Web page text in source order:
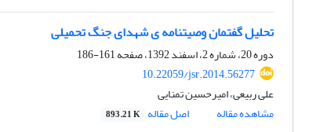
تحلیل گفتمان وصیت‏نامه ‏ی شهدای جنگ تحمیلی
دوره 20، شماره 2، اسفند 1392، صفحه
161-186
10.22059/jsr.2014.56277
علی ربیعی، امیرحسین تمنایی
مشاهده مقاله
اصل مقاله 893.21 K